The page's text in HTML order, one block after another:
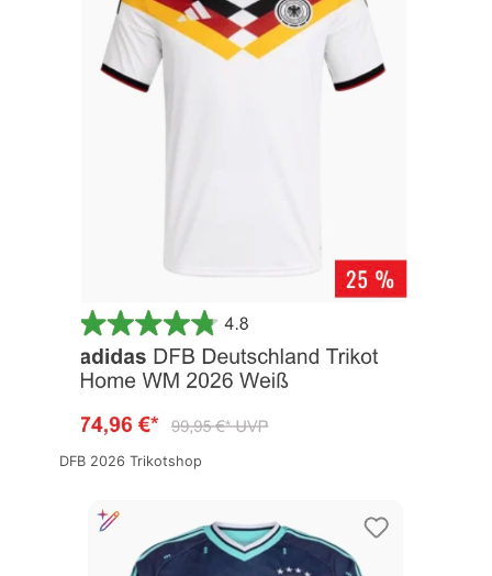
DFB 2026 Trikotshop